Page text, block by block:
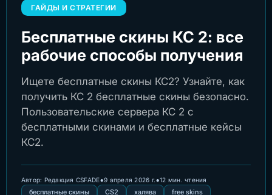
ГАЙДЫ И СТРАТЕГИИ
Бесплатные скины КС 2: все
рабочие способы получения
Ищете бесплатные скины КС2? Узнайте, как
получить КС 2 бесплатные скины безопасно.
Пользовательские сервера КС 2 с
бесплатными скинами и бесплатные кейсы
КС2.
Автор: Редакция CSFADE•9 апреля 2026 г.•12 мин. чтения
бесплатные скины CS2 халява
free skins